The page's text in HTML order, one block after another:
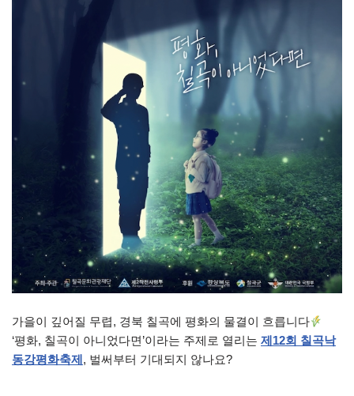
가을이 깊어질 무렵, 경북 칠곡에 평화의 물결이 흐릅니다
‘평화, 칠곡이 아니었다면’이라는 주제로 열리는 제12회 칠곡낙
동강평화축제, 벌써부터 기대되지 않나요?